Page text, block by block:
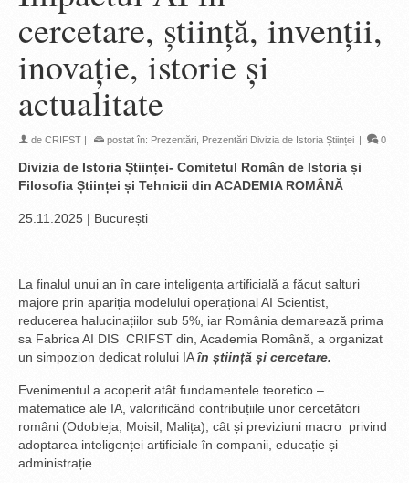
cercetare, știință, invenții,
inovație, istorie și
actualitate
de CRIFST | postat în: Prezentări Prezentări Divizia de Istoria Științei | 0
Divizia de Istoria Științei- Comitetul Român de Istoria și
Filosofia Științei și Tehnicii din ACADEMIA ROMÂNĂ
25.11.2025 | București
La finalul unui an în care inteligența artificială a făcut salturi
majore prin apariția modelului operațional AI Scientist,
reducerea halucinațiilor sub 5%, iar România demarează prima
sa Fabrica AI DIS CRIFST din, Academia Română, a organizat
un simpozion dedicat rolului IAîn știință și cercetare.
Evenimentul a acoperit atât fundamentele teoretico –
matematice ale IA, valorificând contribuțiile unor cercetători
români (Odobleja, Moisil, Malița), cât și previziuni macro privind
adoptarea inteligenței artificiale în companii, educație și
administrație.